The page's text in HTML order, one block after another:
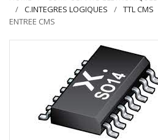
C.INTEGRES LOGIQUES
TTL CMS
ENTREE CMS